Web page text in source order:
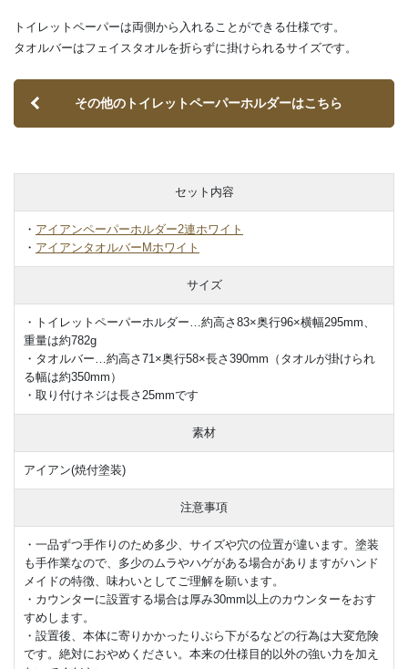
トイレットペーパーは両側から入れることができる仕様です。
タオルバーはフェイスタオルを折らずに掛けられるサイズです。
その他のトイレットペーパーホルダーはこちら
セット内容
・ アイアンペーパーホルダー2連ホワイト
・ アイアンタオルバーMホワイト
サイズ
・トイレットペーパーホルダー…約高さ83×奥行96×横幅295mm、
重量は約782g
・タオルバー…約高さ71×奥行58×長さ390mm（タオルが掛けられ
る幅は約350mm）
・取り付けネジは長さ25mmです
素材
アイアン(焼付塗装)
注意事項
・一品ずつ手作りのため多少、サイズや穴の位置が違います。塗装
も手作業なので、多少のムラやハゲがある場合がありますがハンド
メイドの特徴、味わいとしてご理解を願います。
・カウンターに設置する場合は厚み30mm以上のカウンターをおす
すめします。
・設置後、本体に寄りかかったりぶら下がるなどの行為は大変危険
です。絶対におやめください。本来の仕様目的以外の強い力を加え